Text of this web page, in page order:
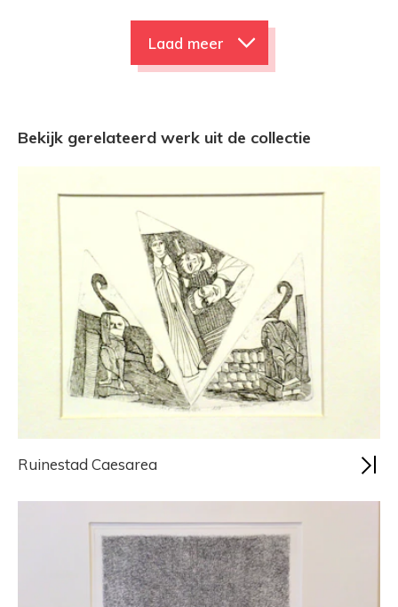
Laad meer
Bekijk gerelateerd werk uit de collectie
Ruinestad Caesarea